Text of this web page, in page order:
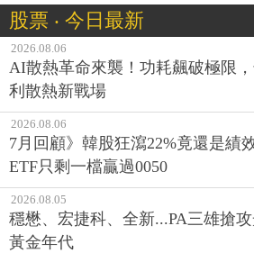
股票 ‧ 今日最新
2026.08.06
AI散熱革命來襲！功耗飆破極限
利散熱新戰場
2026.08.06
7月回顧》韓股狂瀉22%竟還是績
ETF只剩一檔贏過0050
2026.08.05
穩懋、宏捷科、全新...PA三雄搶
黃金年代